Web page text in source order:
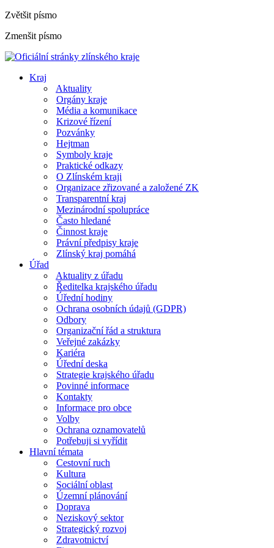
Zvětšit písmo
Zmenšit písmo
Kraj
Aktuality
Orgány kraje
Média a komunikace
Krizové řízení
Pozvánky
Hejtman
Symboly kraje
Praktické odkazy
O Zlínském kraji
Organizace zřizované a založené ZK
Transparentní kraj
Mezinárodní spolupráce
Často hledané
Činnost kraje
Právní předpisy kraje
Zlínský kraj pomáhá
Úřad
Aktuality z úřadu
Ředitelka krajského úřadu
Úřední hodiny
Ochrana osobních údajů (GDPR)
Odbory
Organizační řád a struktura
Veřejné zakázky
Kariéra
Úřední deska
Strategie krajského úřadu
Povinné informace
Kontakty
Informace pro obce
Volby
Ochrana oznamovatelů
Potřebuji si vyřídit
Hlavní témata
Cestovní ruch
Kultura
Sociální oblast
Územní plánování
Doprava
Neziskový sektor
Strategický rozvoj
Zdravotnictví